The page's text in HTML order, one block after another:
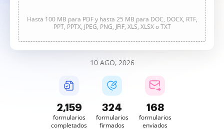
Hasta 100 MB para PDF y hasta 25 MB para DOC, DOCX, RTF,
PPT, PPTX, JPEG, PNG, JFIF, XLS, XLSX o TXT
10 AGO, 2026
2,159
formularios
completados
324
formularios
firmados
168
formularios
enviados